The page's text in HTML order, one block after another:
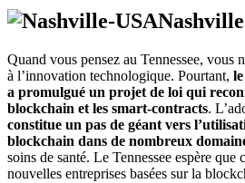
Nashville
Quand vous pensez au Tennessee, vous
à l’innovation technologique. Pourtant,
a promulgué un projet de loi qui
blockchain et les smart-contracts.
constitue un pas de géant vers
blockchain dans de nombreux
soins de santé. Le Tennessee espère que
nouvelles entreprises basées sur la